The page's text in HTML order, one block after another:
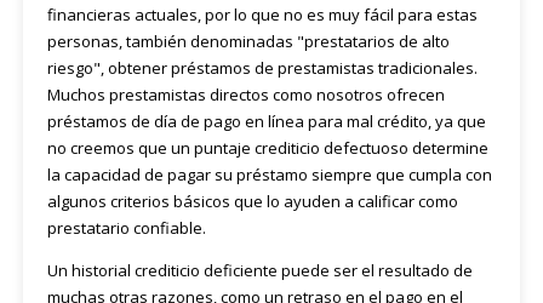
financieras actuales, por lo que no es muy fácil para estas
personas, también denominadas "prestatarios de alto
riesgo", obtener préstamos de prestamistas tradicionales.
Muchos prestamistas directos como nosotros ofrecen
préstamos de día de pago en línea para mal crédito, ya que
no creemos que un puntaje crediticio defectuoso determine
la capacidad de pagar su préstamo siempre que cumpla con
algunos criterios básicos que lo ayuden a calificar como
prestatario confiable.
Un historial crediticio deficiente puede ser el resultado de
muchas otras razones, como un retraso en el pago en el